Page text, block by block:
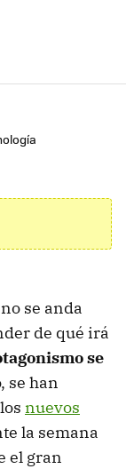
se anda
de qué irá
se
se han
nuevos
la semana
el gran